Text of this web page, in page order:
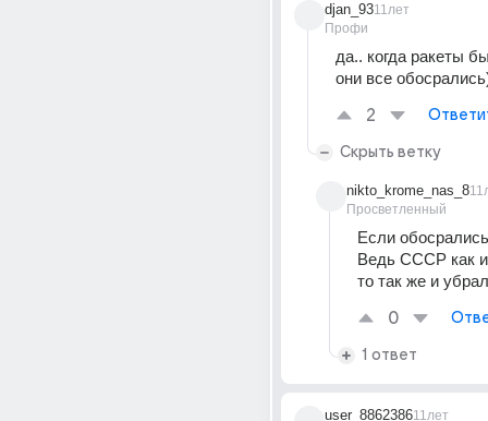
djan_93
Профи
11лет
да.. когда ракеты
они все
2
Скрыть ветку
nikto_krome_nas_8
Просветленный
Если
Ведь СССР как
то так же и убрал
0
1 ответ
user_886238611лет